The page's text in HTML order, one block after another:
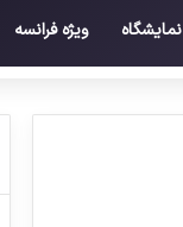
نمایشگاه ویژه فرانسه